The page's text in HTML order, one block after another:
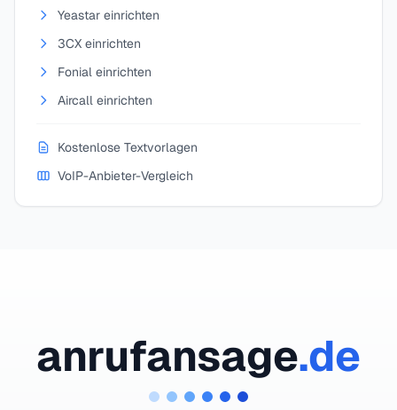
Yeastar einrichten
3CX einrichten
Fonial einrichten
Aircall einrichten
Kostenlose Textvorlagen
VoIP-Anbieter-Vergleich
anrufansage.de